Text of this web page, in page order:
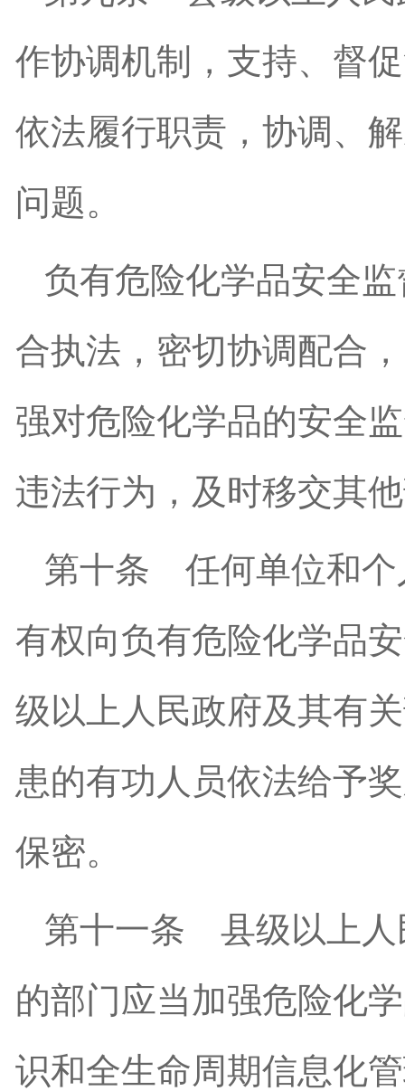
作协调机制，支持、督
依法履行职责，协调、
问题。
负有危险化学品安全
合执法，密切协调配合
强对危险化学品的安全
违法行为，及时移交其
第十条 任何单位和个
有权向负有危险化学品
级以上人民政府及其有
患的有功人员依法给予
保密。
第十一条 县级以上人
的部门应当加强危险化
识和全生命周期信息化